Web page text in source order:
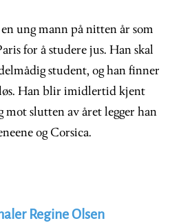
ung mann på nitten år som
for å studere jus. Han skal
student, og han finner
Han blir imidlertid kjent
mot slutten av året legger han
og Corsica.
Regine Olsen